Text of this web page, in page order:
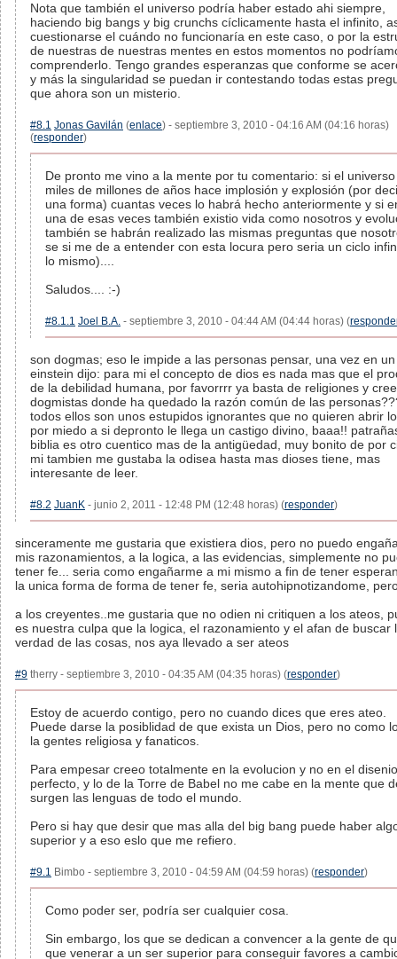
Nota que también el universo podría haber estado ahi siempre,
haciendo big bangs y big crunchs cíclicamente hasta el infinito,
cuestionarse el cuándo no funcionaría en este caso, o por la
de nuestras de nuestras mentes en estos momentos no
comprenderlo. Tengo grandes esperanzas que conforme se
y más la singularidad se puedan ir contestando todas estas
que ahora son un misterio.
#8.1 Jonas Gavilán (enlace) - septiembre 3, 2010 - 04:16 AM (04:16 horas)
(responder)
De pronto me vino a la mente por tu comentario: si el
miles de millones de años hace implosión y explosión (por
una forma) cuantas veces lo habrá hecho anteriormente y si
una de esas veces también existio vida como nosotros y
también se habrán realizado las mismas preguntas que
se si me de a entender con esta locura pero seria un ciclo
lo mismo)....
Saludos.... :-)
#8.1.1 Joel B.A. - septiembre 3, 2010 - 04:44 AM (04:44 horas) (
son dogmas; eso le impide a las personas pensar, una vez en
einstein dijo: para mi el concepto de dios es nada mas que el
de la debilidad humana, por favorrrr ya basta de religiones y
dogmistas donde ha quedado la razón común de las
todos ellos son unos estupidos ignorantes que no quieren abrir
por miedo a si depronto le llega un castigo divino, baaa!!
biblia es otro cuentico mas de la antigüedad, muy bonito de por
mi tambien me gustaba la odisea hasta mas dioses tiene, mas
interesante de leer.
#8.2 JuanK - junio 2, 2011 - 12:48 PM (12:48 horas) (responder)
sinceramente me gustaria que existiera dios, pero no puedo
mis razonamientos, a la logica, a las evidencias, simplemente no
tener fe... seria como engañarme a mi mismo a fin de tener
la unica forma de forma de tener fe, seria autohipnotizandome,
a los creyentes..me gustaria que no odien ni critiquen a los ateos,
es nuestra culpa que la logica, el razonamiento y el afan de buscar
verdad de las cosas, nos aya llevado a ser ateos
#9 therry - septiembre 3, 2010 - 04:35 AM (04:35 horas) (responder)
Estoy de acuerdo contigo, pero no cuando dices que eres ateo.
Puede darse la posiblidad de que exista un Dios, pero no como
la gentes religiosa y fanaticos.
Para empesar creeo totalmente en la evolucion y no en el disenio
perfecto, y lo de la Torre de Babel no me cabe en la mente que
surgen las lenguas de todo el mundo.
Pero si hay que desir que mas alla del big bang puede haber
superior y a eso eslo que me refiero.
#9.1 Bimbo - septiembre 3, 2010 - 04:59 AM (04:59 horas) (responder)
Como poder ser, podría ser cualquier cosa.
Sin embargo, los que se dedican a convencer a la gente de
que venerar a un ser superior para conseguir favores a